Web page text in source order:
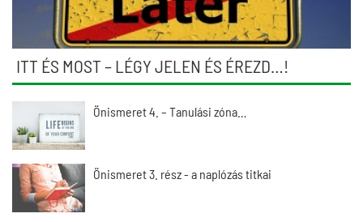
ITT ÉS MOST – LÉGY JELEN ÉS ÉREZD…!
Önismeret 4. – Tanulási zóna…
Önismeret 3. rész - a naplózás titkai